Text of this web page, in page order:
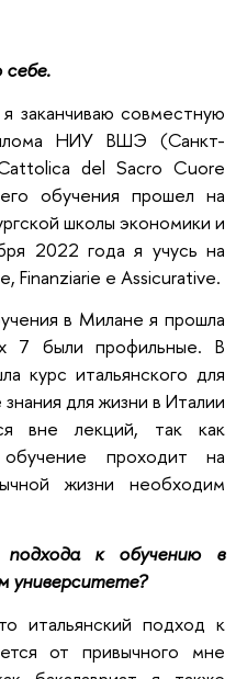
себе.
заканчиваю совместную
НИУ ВШЭ (Санкт-
del Sacro Cuore
обучения прошел на
школы экономики и
2022 года я учусь на
Finanziarie e Assicurative.
в Милане я прошла
7 были профильные. В
курс итальянского для
для жизни в Италии
вне лекций, так как
проходит на
жизни необходим
к обучению в
университете?
итальянский подход к
от привычного мне